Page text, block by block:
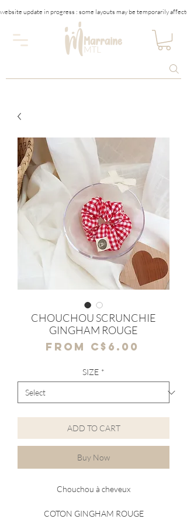
website update in progress : some layouts may be temporarily
CHOUCHOU SCRUNCHIE
GINGHAM ROUGE
From C$6.00
SIZE *
ADD TO CART
Buy Now
Chouchou à cheveux
COTON GINGHAM ROUGE